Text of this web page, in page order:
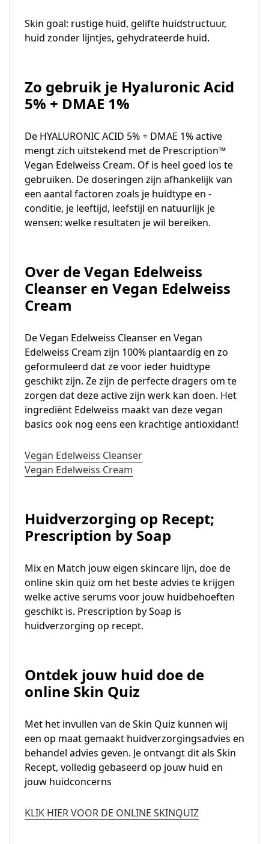
Skin goal: rustige huid, gelifte huidstructuur,
huid zonder lijntjes, gehydrateerde huid.
Zo gebruik je Hyaluronic Acid
5% + DMAE 1%
De HYALURONIC ACID 5% + DMAE 1% active
mengt zich uitstekend met de Prescription™
Vegan Edelweiss Cream. Of is heel goed los te
gebruiken. De doseringen zijn afhankelijk van
een aantal factoren zoals je huidtype en -
conditie, je leeftijd, leefstijl en natuurlijk je
wensen: welke resultaten je wil bereiken.
Over de Vegan Edelweiss
Cleanser en Vegan Edelweiss
Cream
De Vegan Edelweiss Cleanser en Vegan
Edelweiss Cream zijn 100% plantaardig en zo
geformuleerd dat ze voor ieder huidtype
geschikt zijn. Ze zijn de perfecte dragers om te
zorgen dat deze active zijn werk kan doen. Het
ingrediënt Edelweiss maakt van deze vegan
basics ook nog eens een krachtige antioxidant!
Vegan Edelweiss Cleanser
Vegan Edelweiss Cream
Huidverzorging op Recept;
Prescription by Soap
Mix en Match jouw eigen skincare lijn, doe de
online skin quiz om het beste advies te krijgen
welke active serums voor jouw huidbehoeften
geschikt is. Prescription by Soap is
huidverzorging op recept.
Ontdek jouw huid doe de
online Skin Quiz
Met het invullen van de Skin Quiz kunnen wij
een op maat gemaakt huidverzorgingsadvies en
behandel advies geven. Je ontvangt dit als Skin
Recept, volledig gebaseerd op jouw huid en
jouw huidconcerns
KLIK HIER VOOR DE ONLINE SKINQUIZ